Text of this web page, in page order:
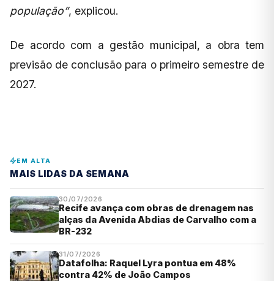
população”, explicou.
De acordo com a gestão municipal, a obra tem
previsão de conclusão para o primeiro semestre de
2027.
EM ALTA
MAIS LIDAS DA SEMANA
30/07/2026
Recife avança com obras de drenagem nas
alças da Avenida Abdias de Carvalho com a
BR-232
31/07/2026
Datafolha: Raquel Lyra pontua em 48%
contra 42% de João Campos